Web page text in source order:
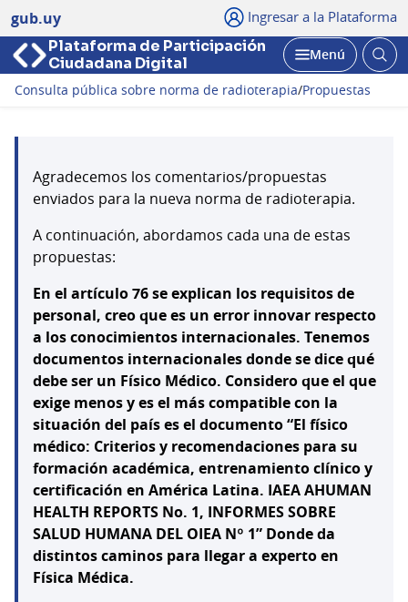
gub.uy Ingresar a la Plataforma
Plataforma de Participación
Ciudadana Digital
Abrir
Menú
Consulta pública sobre norma de radioterapia/Propuestas
Agradecemos los comentarios/propuestas
enviados para la nueva norma de radioterapia.
A continuación, abordamos cada una de estas
propuestas:
En el artículo 76 se explican los requisitos de
personal, creo que es un error innovar respecto
a los conocimientos internacionales. Tenemos
documentos internacionales donde se dice qué
debe ser un Físico Médico. Considero que el que
exige menos y es el más compatible con la
situación del país es el documento “El físico
médico: Criterios y recomendaciones para su
formación académica, entrenamiento clínico y
certificación en América Latina. IAEA AHUMAN
HEALTH REPORTS No. 1, INFORMES SOBRE
SALUD HUMANA DEL OIEA Nº 1” Donde da
distintos caminos para llegar a experto en
Física Médica.